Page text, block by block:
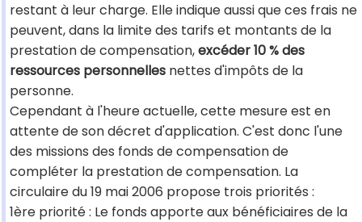
restant à leur charge. Elle indique aussi que ces frais ne
peuvent, dans la limite des tarifs et montants de la
prestation de compensation,excéder 10 % des
ressources personnelles nettes d'impôts de la
personne.
Cependant à l'heure actuelle, cette mesure est en
attente de son décret d'application. C'est donc l'une
des missions des fonds de compensation de
compléter la prestation de compensation. La
circulaire du 19 mai 2006 propose trois priorités :
1ère priorité : Le fonds apporte aux bénéficiaires de la